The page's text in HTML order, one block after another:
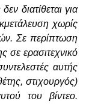
διατίθεται για
χωρίς
Σε περίπτωση
σε ερασιτεχνικό
αυτής
στιχουργός)
του βίντεο.